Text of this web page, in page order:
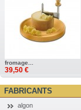
fromage...
39,50 €
FABRICANTS
algon